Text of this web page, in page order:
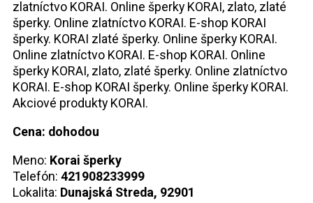
zlatníctvo KORAI. Online šperky KORAI, zlato, zlaté
šperky. Online zlatníctvo KORAI. E-shop KORAI
šperky. KORAI zlaté šperky. Online šperky KORAI.
Online zlatníctvo KORAI. E-shop KORAI. Online
šperky KORAI, zlato, zlaté šperky. Online zlatníctvo
KORAI. E-shop KORAI šperky. Online šperky KORAI.
Akciové produkty KORAI.
Cena: dohodou
Meno: Korai šperky
Telefón: 421908233999
Lokalita: Dunajská Streda, 92901